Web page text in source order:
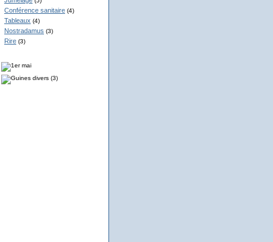
Conférence sanitaire (4)
Tableaux (4)
Nostradamus (3)
Rire (3)